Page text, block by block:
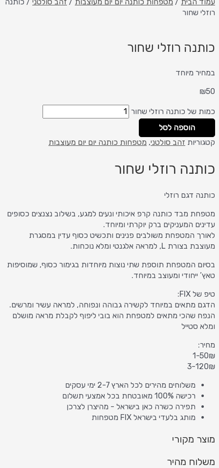
רוזלי שחור
כותנה רוזלי שחור
במחיר מיוחד
₪50
כמות של כותנה רוזלי שחור
הוספה לסל
קטגוריות זהב סולטני, מטפחות כותנה יום יום מעוצבות
כותנה רוזלי שחור
כותנה דגם רוזלי
מטפחת מבד כותנה קרפ איכותי ונעים למגע, בשילוב נצנצים כסופים
עדינים המעניקים ברק יוקרתי ומיוחד.
לאורך המטפחת משולבים פנינים ותכשיט כסוף עדין במסגרת
מעוצבת בצורת L, למראה אלגנטי ומלא נוכחות.
בסיום המטפחת תוספת שתי נוצות מיוחדות בגימור כסוף, שמוסיפות
טאץ’ ייחודי ומעוצב במיוחד.
טיפ של FIX:
הדגם מתאים במיוחד לקשירה גבוהה ונפוחה, למראה עשיר ומרשים.
הנפח שהכי מתאים למטפחת הוא בובי ליפוף לקבלת מראה מושלם
ומלא סטייל
מחיר:
1-50₪
3-120₪
משלוחים מהירים לכל הארץ 2-7 ימי עסקים
רכישה 100% מאובטחת בכל אמצעי תשלום
תפירה כשרה כאן בישראל - מהיצרן לצרכן
מותג בלעדי בישראל FIX מטפחות
מוצר מקורי
משלוח מהיר